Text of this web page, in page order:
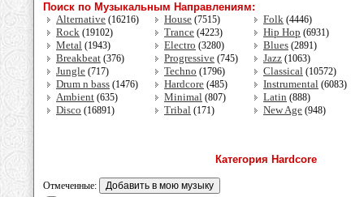
Поиск по Музыкальным Направлениям:
Alternative (16216) House (7515) Folk (4446)
Rock (19102) Trance (4223) Hip Hop (6931)
Metal (1943) Electro (3280) Blues (2891)
Breakbeat (376) Progressive (745) Jazz (1063)
Jungle (717) Techno (1796) Classical (10572)
Drum n bass (1476) Hardcore (485) Instrumental (6083)
Ambient (635) Minimal (807) Latin (888)
Disco (16891) Tribal (171) New Age (948)
Категория Hardcore
Отмеченные: